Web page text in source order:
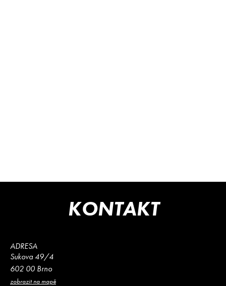
KONTAKT
ADRESA
Sukova 49/4
602 00 Brno
zobrazit na mapě